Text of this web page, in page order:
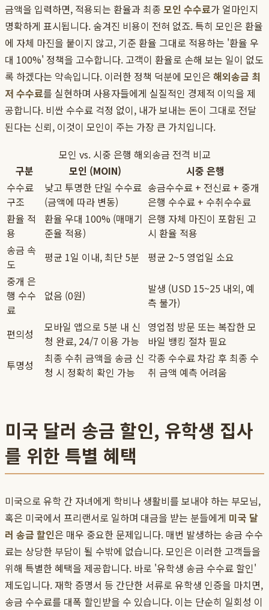
금액을 입력하면, 적용되는 환율과 최종 모인 수수료가 얼마인지
명확하게 표시됩니다. 숨겨진 비용이 전혀 없죠. 특히 모인은 환율
에 자체 마진을 붙이지 않고, 기준 환율 그대로 적용하는 '환율 우
대 100%' 정책을 고수합니다. 고객이 환율로 손해 보는 일이 없도
록 하겠다는 약속입니다. 이러한 정책 덕분에 모인은 해외송금 최
저 수수료를 실현하며 사용자들에게 실질적인 경제적 이익을 제
공합니다. 비싼 수수료 걱정 없이, 내가 보내는 돈이 그대로 전달
된다는 신뢰, 이것이 모인이 주는 가장 큰 가치입니다.
모인 vs. 시중 은행 해외송금 전격 비교
구분
모인 (MOIN)
시중 은행
수수료
구조
낮고 투명한 단일 수수료
(금액에 따라 변동)
송금수수료 + 전신료 + 중개
은행 수수료 + 수취수수료
환율 적
용
환율 우대 100% (매매기
준율 적용)
은행 자체 마진이 포함된 고
시 환율 적용
송금 속
도
평균 1일 이내, 최단 5분
평균 2~5 영업일 소요
중개 은
행 수수
료
없음 (0원)
발생 (USD 15~25 내외, 예
측 불가)
편의성
모바일 앱으로 5분 내 신
청 완료, 24/7 이용 가능
영업점 방문 또는 복잡한 모
바일 뱅킹 절차 필요
투명성
최종 수취 금액을 송금 신
청 시 정확히 확인 가능
각종 수수료 차감 후 최종 수
취 금액 예측 어려움
미국 달러 송금 할인, 유학생 집사
를 위한 특별 혜택
미국으로 유학 간 자녀에게 학비나 생활비를 보내야 하는 부모님,
혹은 미국에서 프리랜서로 일하며 대금을 받는 분들에게 미국 달
러 송금 할인은 매우 중요한 문제입니다. 매번 발생하는 송금 수수
료는 상당한 부담이 될 수밖에 없습니다. 모인은 이러한 고객들을
위해 특별한 혜택을 제공합니다. 바로 '유학생 송금 수수료 할인'
제도입니다. 재학 증명서 등 간단한 서류로 유학생 인증을 마치면,
송금 수수료를 대폭 할인받을 수 있습니다. 이는 단순히 일회성 이